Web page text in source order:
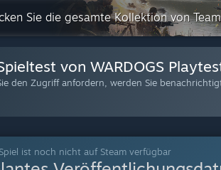
wird dieses Spiel ungefähr den Early
WARDOGS to remain in Early Access
Access for a long time.
is planned for expanding content,
The exact duration may change
version of WARDOGS is planned to be
we plan for WARDOGS to be priced
more complete experience. Early Access
Sie die gesamte Kollektion von
von WARDOGS
den Zugriff anfordern, werden Sie
ist noch nicht auf Steam verfügbar